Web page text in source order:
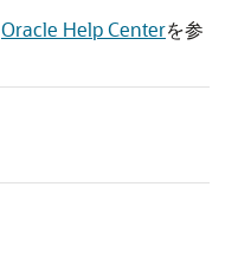
Oracle Help Centerを参